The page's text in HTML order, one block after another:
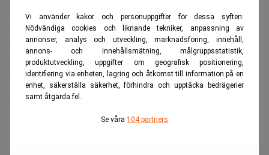
Vi använder kakor och personuppgifter för dessa syften:
Nödvändiga cookies och liknande tekniker, anpassning av
annonser, analys och utveckling, marknadsföring, innehåll,
annons- och innehållsmätning, målgruppsstatistik,
produktutveckling, uppgifter om geografisk positionering,
identifiering via enheten, lagring och åtkomst till information på en
enhet, säkerställa säkerhet, förhindra och upptäcka bedrägerier
samt åtgärda fel.
Se våra 104 partners
för bolag med koppling till AI-infrastruktur.
SK Hynix är marknadsledande inom HBM-minnen, en typ
av höghastighetsminne som används tillsammans med AI-
processorer för att snabbt hantera stora datamängder.
Tekniken är central i bland annat Nvidias AI-system, där
SK Hynix är en viktig leverantör.